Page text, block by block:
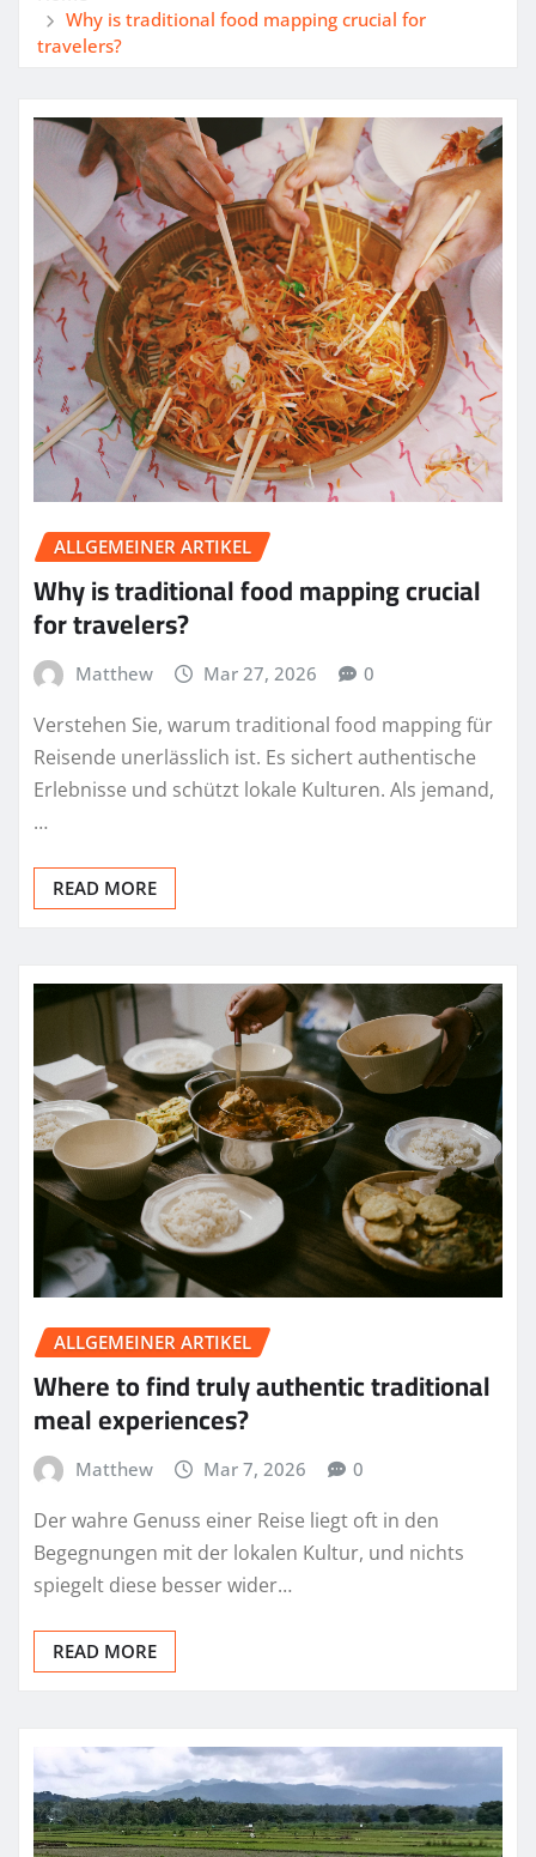
Why is traditional food mapping crucial for
travelers?
ALLGEMEINER ARTIKEL
Why is traditional food mapping crucial
for travelers?
Matthew Mar 27, 2026 0
Verstehen Sie, warum traditional food mapping für
Reisende unerlässlich ist. Es sichert authentische
Erlebnisse und schützt lokale Kulturen. Als jemand,
…
READ MORE
ALLGEMEINER ARTIKEL
Where to find truly authentic traditional
meal experiences?
Matthew Mar 7, 2026 0
Der wahre Genuss einer Reise liegt oft in den
Begegnungen mit der lokalen Kultur, und nichts
spiegelt diese besser wider…
READ MORE